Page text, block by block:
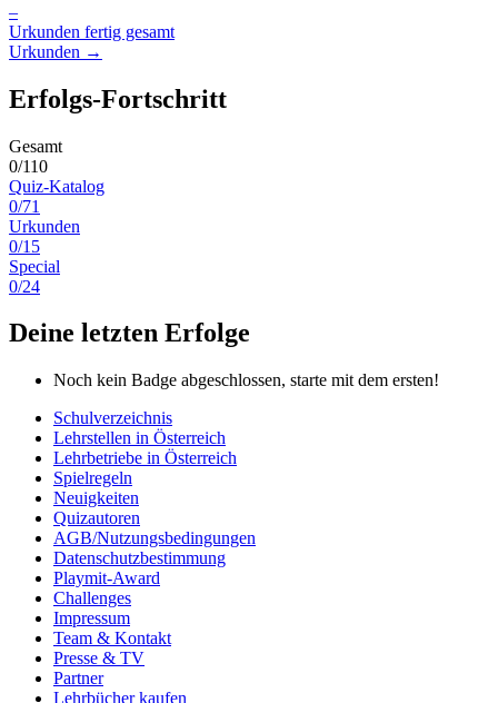
–
Urkunden fertig gesamt
Urkunden →
Erfolgs-Fortschritt
Gesamt
0/110
Quiz-Katalog
0/71
Urkunden
0/15
Special
0/24
Deine letzten Erfolge
Noch kein Badge abgeschlossen, starte mit dem ersten!
Schulverzeichnis
Lehrstellen in Österreich
Lehrbetriebe in Österreich
Spielregeln
Neuigkeiten
Quizautoren
AGB/Nutzungsbedingungen
Datenschutzbestimmung
Playmit-Award
Challenges
Impressum
Team & Kontakt
Presse & TV
Partner
Lehrbücher kaufen